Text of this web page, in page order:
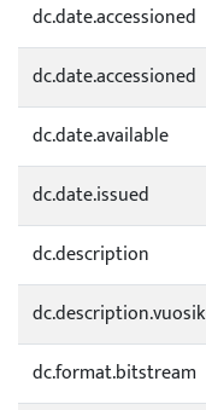
dc.date.accessioned
dc.date.accessioned
dc.date.available
dc.date.issued
dc.description
dc.description.vuosik
dc.format.bitstream